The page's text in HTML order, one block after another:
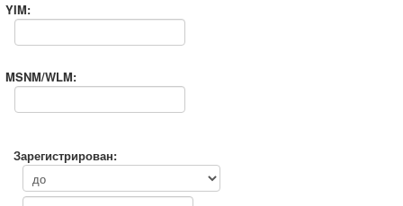
YIM:
MSNM/WLM:
Зарегистрирован: